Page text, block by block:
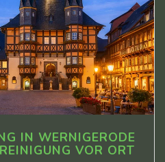
IN WERNIGERODE
VOR ORT